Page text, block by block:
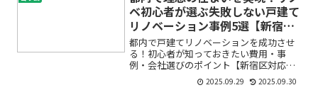
「ピン打ち機」を、初心者に...
ベ初心者が選ぶ失敗しない戸建て
リノベーション事例5選【新宿区
対応】
都内で戸建てリノベーションを成功させ
る！初心者が知っておきたい費用・事
例・会社選びのポイント【新宿区対応】
「都内で戸建てリノベーションを検討し
ているけど、費用やデザイン、会社選び
2025.09.29 2025.09.30